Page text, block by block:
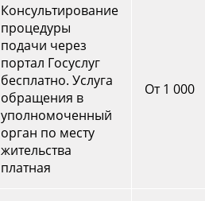
Консультирование
процедуры
подачи через
портал Госуслуг
бесплатно. Услуга
обращения в
уполномоченный
орган по месту
жительства
платная
От 1 000